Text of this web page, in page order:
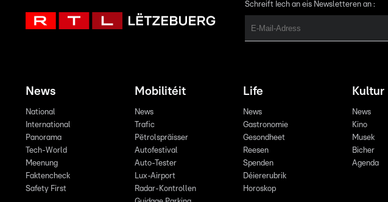
Schreift Iech an eis Newsletteren an :
News
National
International
Panorama
Tech-World
Meenung
Faktencheck
Safety First
Mobilitéit
News
Trafic
Pëtrolspräisser
Autofestival
Auto-Tester
Lux-Airport
Radar-Kontrollen
Life
News
Gastronomie
Gesondheet
Reesen
Spenden
Déiererubrik
Horoskop
Kultur
News
Kino
Musek
Bicher
Agenda